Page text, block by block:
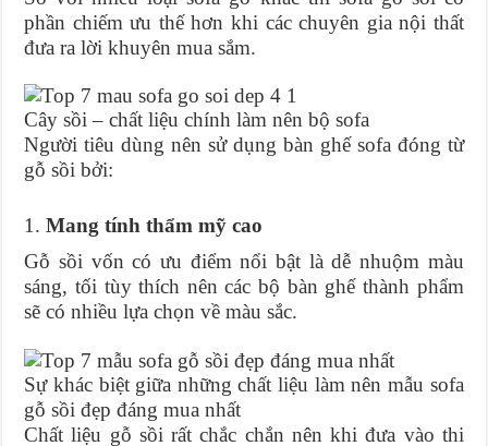
phần chiếm ưu thế hơn khi các chuyên gia nội thất
đưa ra lời khuyên mua sắm.
Cây sồi – chất liệu chính làm nên bộ sofa
Người tiêu dùng nên sử dụng bàn ghế sofa đóng từ
gỗ sồi bởi:
1.Mang tính thẩm mỹ cao
Gỗ sồi vốn có ưu điểm nổi bật là dễ nhuộm màu
sáng, tối tùy thích nên các bộ bàn ghế thành phẩm
sẽ có nhiều lựa chọn về màu sắc.
Sự khác biệt giữa những chất liệu làm nên mẫu sofa
gỗ sồi đẹp đáng mua nhất
Chất liệu gỗ sồi rất chắc chắn nên khi đưa vào thi